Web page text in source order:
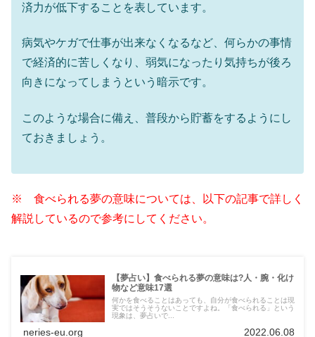
済力が低下することを表しています。
病気やケガで仕事が出来なくなるなど、何らかの事情
で経済的に苦しくなり、弱気になったり気持ちが後ろ
向きになってしまうという暗示です。
このような場合に備え、普段から貯蓄をするようにし
ておきましょう。
※ 食べられる夢の意味については、以下の記事で詳しく
解説しているので参考にしてください。
【夢占い】食べられる夢の意味は?人・腕・化け
物など意味17選
何かを食べることはあっても、自分が食べられることは現
実ではそうそうないことですよね。「食べられる」という
現象は、夢占いで...
neries-eu.org 2022.06.08